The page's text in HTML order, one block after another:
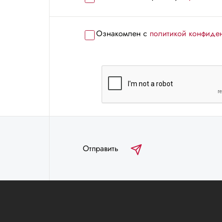
Ознакомлен с политикой
Отправить